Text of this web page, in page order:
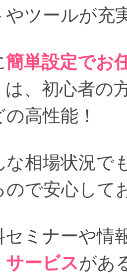
やツールが充
簡単設定でお
は、初心者の
高性能！
な相場状況で
ので安心して
セミナーや情
サービスがあ